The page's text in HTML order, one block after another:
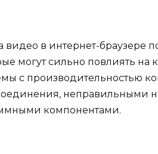
в интернет-браузере
могут сильно повлиять на
с производительностью
неправильными
компонентами.